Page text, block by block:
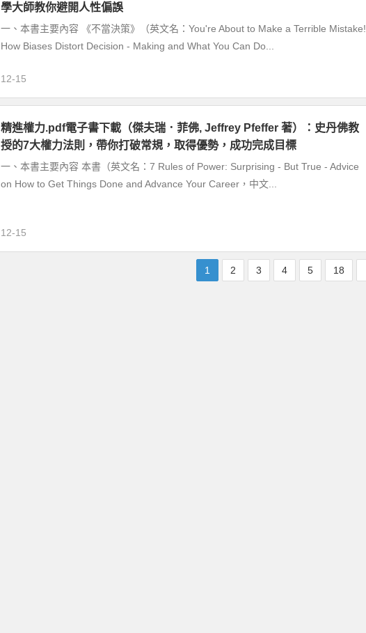
學大師教你避開人性偏誤
一、本書主要內容 《不當決策》（英文名：You're About to Make a Terrible Mistake!
How Biases Distort Decision - Making and What You Can Do...
12-15
精進權力.pdf電子書下載（傑夫瑞．菲佛, Jeffrey Pfeffer 著）：史丹佛教
授的7大權力法則，帶你打破常規，取得優勢，成功完成目標
一、本書主要內容 本書（英文名：7 Rules of Power: Surprising - But True - Advice
on How to Get Things Done and Advance Your Career，中文...
12-15
1 2 3 4 5 18